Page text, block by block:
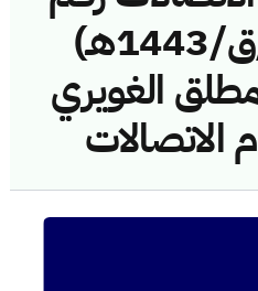
(42745847/ق/1443هـ)
الغويري
الاتصالات